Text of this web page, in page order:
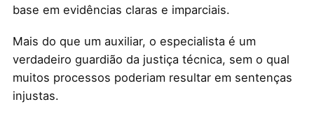
base em evidências claras e imparciais.
Mais do que um auxiliar, o especialista é um
verdadeiro guardião da justiça técnica, sem o qual
muitos processos poderiam resultar em sentenças
injustas.